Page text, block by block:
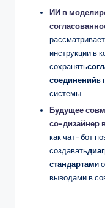
ИИ в
инструкции в
сохранять
соединенийв
системы.
Будущее
со-дизайнер
как чат-бот
создавать
стандартами
выводами в